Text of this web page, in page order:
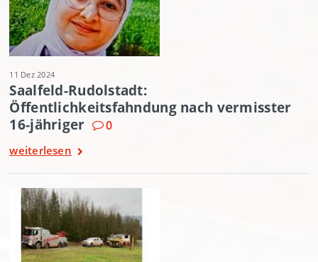
11 Dez 2024
Saalfeld-Rudolstadt:
Öffentlichkeitsfahndung nach vermisster
16-jähriger
0
weiterlesen